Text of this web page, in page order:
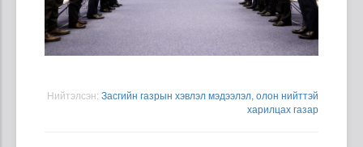
Нийтэлсэн: Засгийн газрын хэвлэл мэдээлэл, олон нийттэй
харилцах газар